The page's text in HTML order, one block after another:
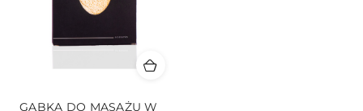
GĄBKA DO MASAŻU W